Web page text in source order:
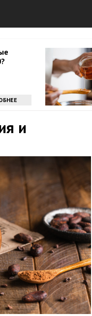
и